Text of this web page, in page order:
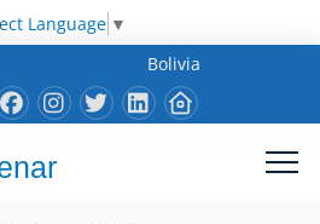
Language ▼
Bolivia